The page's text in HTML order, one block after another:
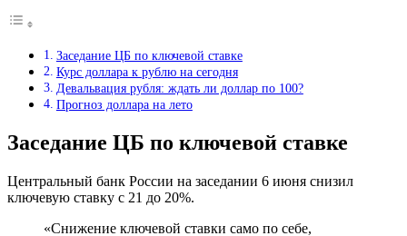
Заседание ЦБ по ключевой ставке
Курс доллара к рублю на сегодня
Девальвация рубля: ждать ли доллар по 100?
Прогноз доллара на лето
Заседание ЦБ по ключевой ставке
Центральный банк России на заседании 6 июня снизил
ключевую ставку с 21 до 20%.
«Снижение ключевой ставки само по себе,